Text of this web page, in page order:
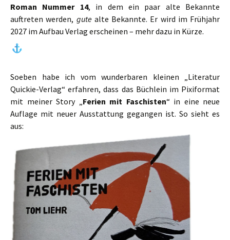
Roman Nummer 14, in dem ein paar alte Bekannte
auftreten werden, gutealte Bekannte. Er wird im Frühjahr
2027 im Aufbau Verlag erscheinen – mehr dazu in Kürze.
Soeben habe ich vom wunderbaren kleinen „Literatur
Quickie-Verlag“ erfahren, dass das Büchlein im Pixiformat
mit meiner Story „Ferien mit Faschisten“ in eine neue
Auflage mit neuer Ausstattung gegangen ist. So sieht es
aus: